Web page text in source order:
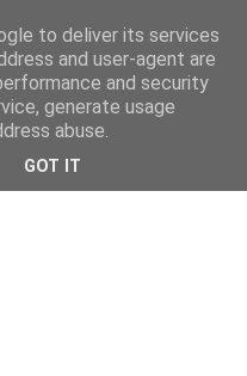
to deliver its services
and user-agent are
and security
generate usage
abuse.
GOT IT